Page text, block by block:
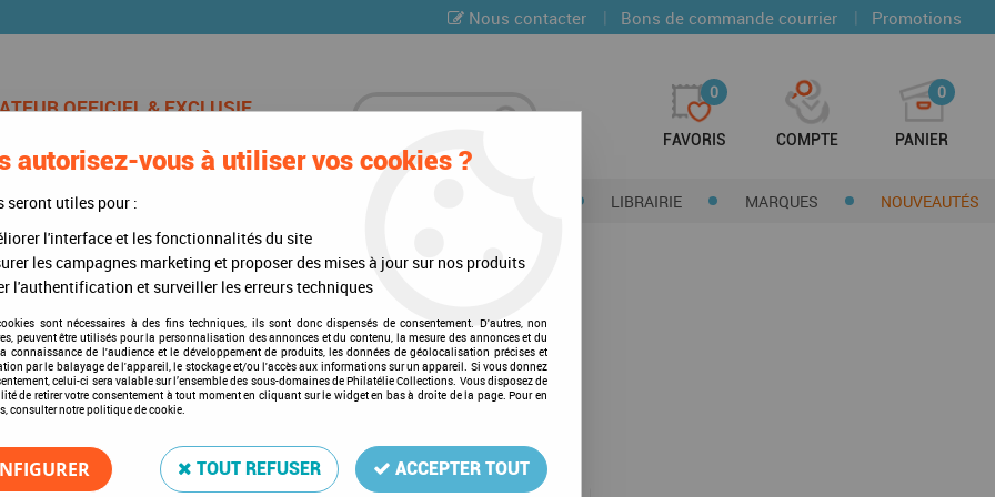
Nous contacter | Bons de commande courrier | Promotions
0
FAVORIS COMPTE
0
PANIER
DE CHAMPAGNE LIBRAIRIE MARQUES NOUVEAUTÉS
Cérès
autorisez-vous à utiliser vos cookies ?
seront utiles pour :
l'interface et les fonctionnalités du site
les campagnes marketing et proposer des mises à jour sur nos produits
l'authentification et surveiller les erreurs techniques
sont nécessaires à des fins techniques, ils sont donc dispensés de consentement. D'autres, non
peuvent être utilisés pour la personnalisation des annonces et du contenu, la mesure des annonces et du
connaissance de l'audience et le développement de produits, les données de géolocalisation précises et
par le balayage de l'appareil, le stockage et/ou l'accès aux informations sur un appareil. Si vous donnez
celui-ci sera valable sur l’ensemble des sous-domaines de Philatélie Collections. Vous disposez de
de retirer votre consentement à tout moment en cliquant sur le widget en bas à droite de la page. Pour en
consulter notre politique de cookie.
TOUT REFUSER ACCEPTER TOUT